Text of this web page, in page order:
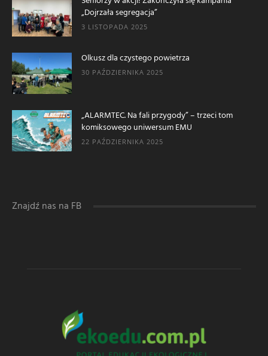
„Dojrzała segregacja”
3 LISTOPADA 2025
Olkusz dla czystego powietrza
30 PAŹDZIERNIKA 2025
„ALARMTEC. Na fali przygody” – trzeci tom
komiksowego uniwersum EMU
22 PAŹDZIERNIKA 2025
Znajdź nas na FB